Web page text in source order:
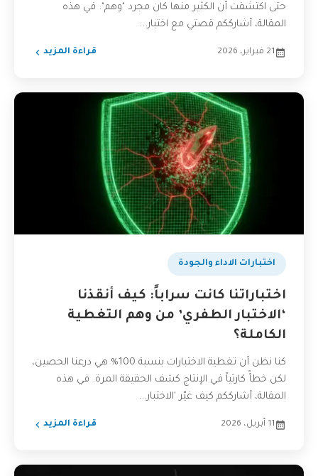
حتى اكتشفت أن الكثير منها كان مجرد "وهم". في هذه
المقالة، أشارككم قصتي مع اختبار...
21 فبراير، 2026 قراءة المزيد
اختبارات الاداء والجودة
اختباراتنا كانت سراباً: كيف أنقذنا
‘الاختبار الطفري’ من وهم التغطية
الكاملة؟
كنا نظن أن تغطية الاختبارات بنسبة 100% هي درعنا الحصين،
لكن خطأً كارثياً في الإنتاج كشف الحقيقة المرة. في هذه
المقالة، أشارككم كيف غيّر 'الاختبار...
11 أبريل، 2026 قراءة المزيد